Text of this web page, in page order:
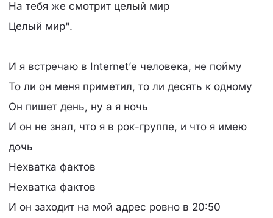
На тебя же смотрит целый мир
Целый мир".
И я встречаю в Internet’е человека, не пойму
То ли он меня приметил, то ли десять к одному
Он пишет день, ну а я ночь
И он не знал, что я в рок-группе, и что я имею
дочь
Нехватка фактов
Нехватка фактов
И он заходит на мой адрес ровно в 20:50